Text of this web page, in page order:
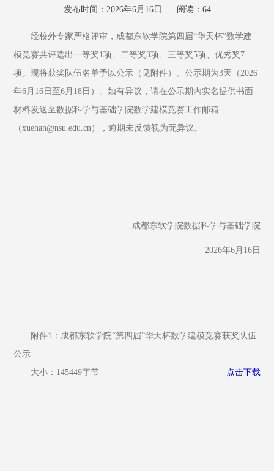
发布时间：2026年6月16日 阅读： 64
经校外专家严格评审，成都东软学院第四届“华天杯”数学建
模竞赛共评选出一等奖1项、二等奖3项、三等奖5项、优秀奖7
项。现将获奖队伍名单予以公示（见附件）。公示期为3天（2026
年6月16日至6月18日）。如有异议，请在公示期内实名提供书面
材料发送至数据科学与基础学院数学建模竞赛工作邮箱
（xuehan@nsu.edu.cn），逾期未反馈视为无异议。
成都东软学院数据科学与基础学院
2026年6月16日
附件1：成都东软学院“第四届”华天杯数学建模竞赛获奖队伍
公示
大小：145449字节
点击下载